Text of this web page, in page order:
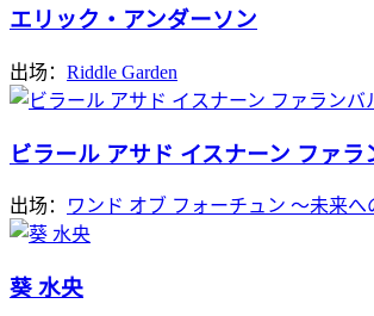
エリック・アンダーソン
出场： Riddle Garden
ビラール アサド イスナーン ファラ
出场： ワンド オブ フォーチュン ～未来
葵 水央